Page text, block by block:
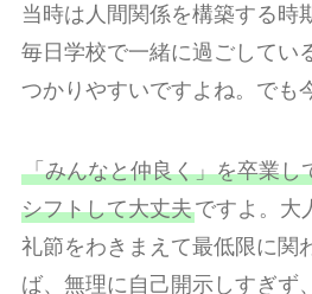
当時は人間関係を構築する時
毎日学校で一緒に過ごしてい
つかりやすいですよね。でも
「みんなと仲良く」を卒業し
シフトして大丈夫ですよ。大
礼節をわきまえて最低限に関
ば、無理に自己開示しすぎず